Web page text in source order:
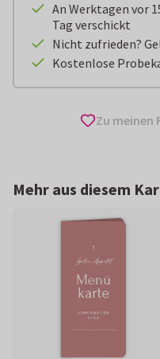
An Werktagen vor
Tag verschickt
Nicht zufrieden?
Kostenlose
Zu meinen
Mehr aus diesem